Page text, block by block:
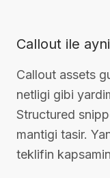
Callout ile
Callout assets
netligi gibi
Structured
mantigi tasir.
teklifin